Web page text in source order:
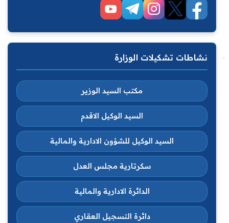
نشاطات تشكيلات الوزارة
مكتب السيد الوزير
السيد الوكيل الاقدم
السيد الوكيل للشؤون الادارية والمالية
سكرتارية مجلس العدل
الدائرة الادارية والمالية
دائرة التسجيل العقاري